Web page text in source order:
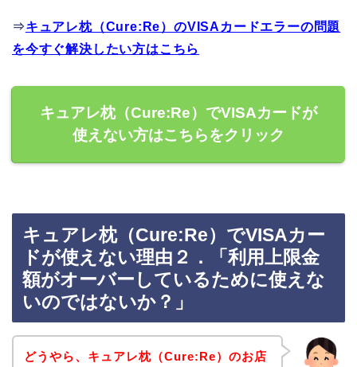
⇒キュアレ枕（Cure:Re）のVISAカードエラーの問題
を今すぐ解決したい方はこちら
キュアレ枕（Cure:Re）でVISAカードが
使えない方はこちらをクリック
キュアレ枕（Cure:Re）でVISAカー
ドが使えない理由２．「利用上限金
額がオーバーしているために使えな
いのではないか？」
どうやら、キュアレ枕（Cure:Re）のお店